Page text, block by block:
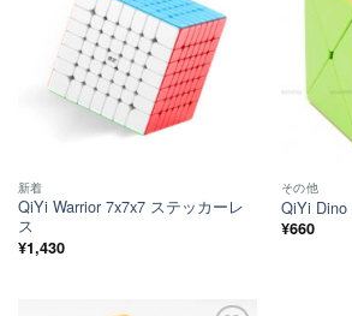
新着
QiYi Warrior 7x7x7 ステッカーレ
ス
¥1,430
その他
QiYi Dino
¥660